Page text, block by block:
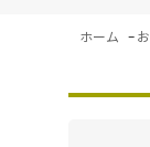
ホーム -